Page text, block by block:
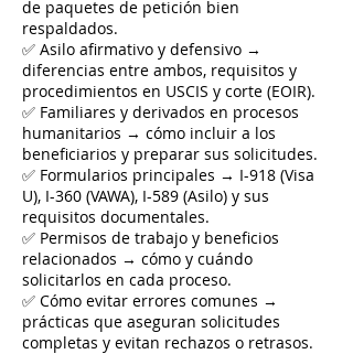
de paquetes de petición bien
respaldados.
✅ Asilo afirmativo y defensivo →
diferencias entre ambos, requisitos y
procedimientos en USCIS y corte (EOIR).
✅ Familiares y derivados en procesos
humanitarios → cómo incluir a los
beneficiarios y preparar sus solicitudes.
✅ Formularios principales → I-918 (Visa
U), I-360 (VAWA), I-589 (Asilo) y sus
requisitos documentales.
✅ Permisos de trabajo y beneficios
relacionados → cómo y cuándo
solicitarlos en cada proceso.
✅ Cómo evitar errores comunes →
prácticas que aseguran solicitudes
completas y evitan rechazos o retrasos.